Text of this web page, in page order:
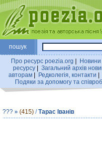
пошук
Про ресурс poezia.org
Новини
ресурсу| Загальний архiв
авторам
Редколегiя, контакти
Подяки за допомогу та
??? » (415) /Тарас Іванів